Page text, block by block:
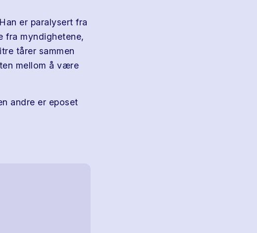
er paralysert fra
fra myndighetene,
tårer sammen
mellom å være
andre er eposet